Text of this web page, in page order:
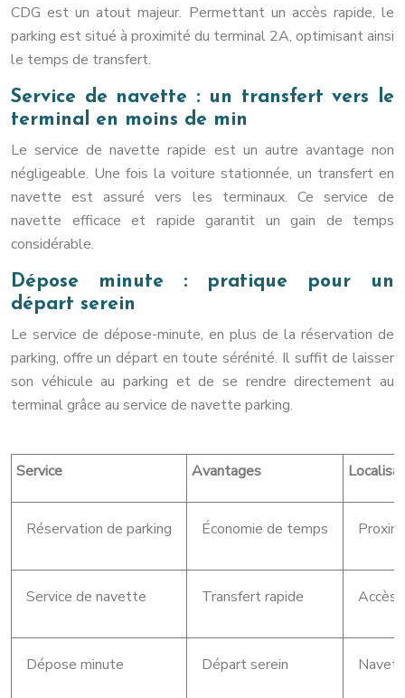
CDG est un atout majeur. Permettant un accès rapide, le
parking est situé à proximité du terminal 2A, optimisant ainsi
le temps de transfert.
Service de navette : un transfert vers le
terminal en moins de min
Le service de navette rapide est un autre avantage non
négligeable. Une fois la voiture stationnée, un transfert en
navette est assuré vers les terminaux. Ce service de
navette efficace et rapide garantit un gain de temps
considérable.
Dépose minute : pratique pour un
départ serein
Le service de dépose-minute, en plus de la réservation de
parking, offre un départ en toute sérénité. Il suffit de laisser
son véhicule au parking et de se rendre directement au
terminal grâce au service de navette parking.
Service Avantages
Réservation de parking Économie de temps
Service de navette Transfert rapide Accès
Dépose minute Départ serein